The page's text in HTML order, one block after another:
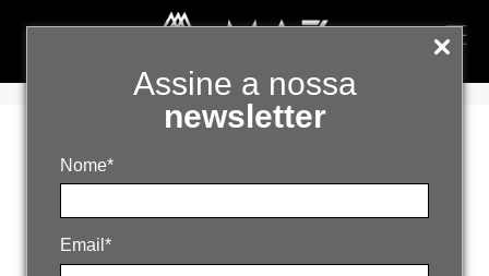
Assine a nossa
newsletter
Nome*
Email*
antes e depois
marketing digital